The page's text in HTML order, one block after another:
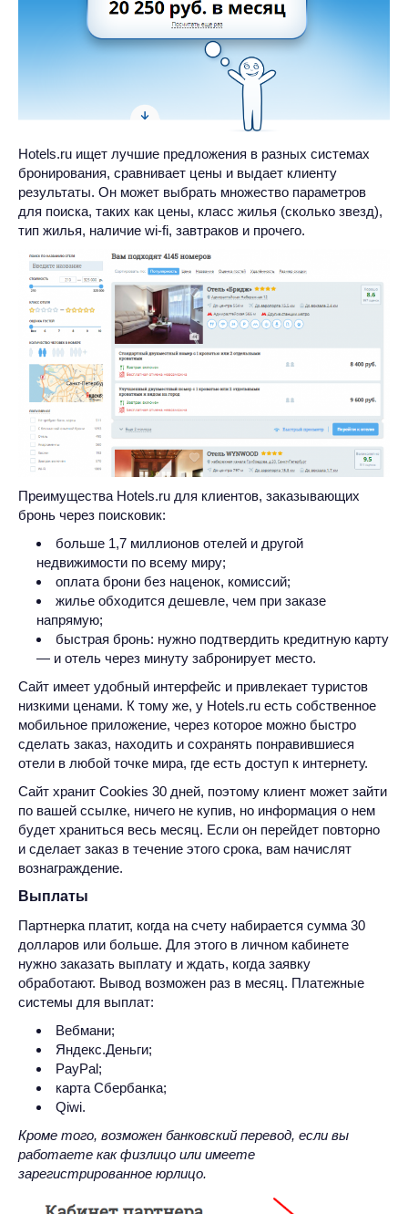
Hotels.ru ищет лучшие предложения в разных системах
бронирования, сравнивает цены и выдает клиенту
результаты. Он может выбрать множество параметров
для поиска, таких как цены, класс жилья (сколько звезд),
тип жилья, наличие wi-fi, завтраков и прочего.
Преимущества Hotels.ru для клиентов, заказывающих
бронь через поисковик:
больше 1,7 миллионов отелей и другой
недвижимости по всему миру;
оплата брони без наценок, комиссий;
жилье обходится дешевле, чем при заказе
напрямую;
быстрая бронь: нужно подтвердить кредитную карту
— и отель через минуту забронирует место.
Сайт имеет удобный интерфейс и привлекает туристов
низкими ценами. К тому же, у Hotels.ru есть собственное
мобильное приложение, через которое можно быстро
сделать заказ, находить и сохранять понравившиеся
отели в любой точке мира, где есть доступ к интернету.
Сайт хранит Cookies 30 дней, поэтому клиент может зайти
по вашей ссылке, ничего не купив, но информация о нем
будет храниться весь месяц. Если он перейдет повторно
и сделает заказ в течение этого срока, вам начислят
вознаграждение.
Выплаты
Партнерка платит, когда на счету набирается сумма 30
долларов или больше. Для этого в личном кабинете
нужно заказать выплату и ждать, когда заявку
обработают. Вывод возможен раз в месяц. Платежные
системы для выплат:
Вебмани;
Яндекс.Деньги;
PayPal;
карта Сбербанка;
Qiwi.
Кроме того, возможен банковский перевод, если вы
работаете как физлицо или имеете
зарегистрированное юрлицо.